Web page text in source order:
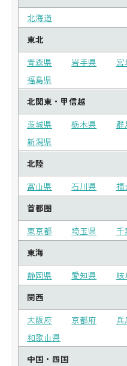
北海道
東北
青森県
岩手県 宮
福島県
北関東・甲信越
茨城県
栃木県 群
新潟県
北陸
富山県
石川県
福
首都圏
東京都
埼玉県 千
東海
静岡県
愛知県 岐
関西
大阪府
京都府 兵
和歌山県
中国・四国